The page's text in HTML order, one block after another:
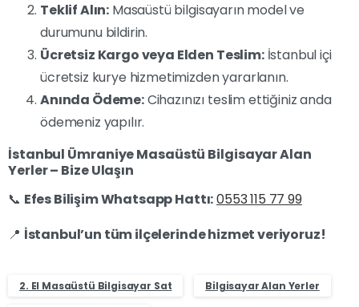
Teklif Alın: Masaüstü bilgisayarın model ve
durumunu bildirin.
Ücretsiz Kargo veya Elden Teslim:İstanbul içi
ücretsiz kurye hizmetimizden yararlanın.
Anında Ödeme:Cihazınızı teslim ettiğiniz anda
ödemeniz yapılır.
İstanbul Ümraniye Masaüstü Bilgisayar Alan
Yerler – Bize Ulaşın
📞 Efes Bilişim Whatsapp Hattı:0553 115 77 99
📍 İstanbul’un tüm ilçelerinde hizmet veriyoruz!
2. El Masaüstü Bilgisayar Sat Bilgisayar Alan Yerler